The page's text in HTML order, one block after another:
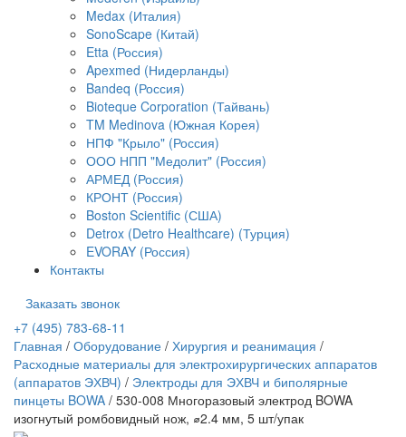
Medax (Италия)
SonoScape (Китай)
Etta (Россия)
Apexmed (Нидерланды)
Bandeq (Россия)
Bioteque Corporation (Тайвань)
TM Medinova (Южная Корея)
НПФ "Крыло" (Россия)
ООО НПП "Медолит" (Россия)
АРМЕД (Россия)
КРОНТ (Россия)
Boston Scientific (США)
Detrox (Detro Healthcare) (Турция)
EVORAY (Россия)
Контакты
Заказать звонок
+7 (495) 783-68-11
Главная / Оборудование / Хирургия и реанимация /
Расходные материалы для электрохирургических аппаратов
(аппаратов ЭХВЧ) / Электроды для ЭХВЧ и биполярные
пинцеты BOWA / 530-008 Многоразовый электрод BOWA
изогнутый ромбовидный нож, ⌀2.4 мм, 5 шт/упак